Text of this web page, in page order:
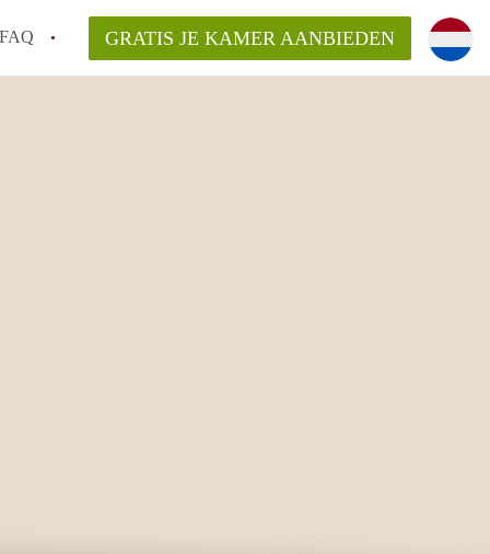
FAQ
voor de aangeboden Kamer / Kamers
GRATIS JE KAMER AANBIEDEN